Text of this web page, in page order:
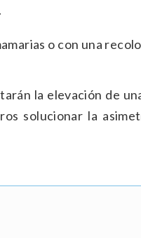
o con una
la elevación de
solucionar la